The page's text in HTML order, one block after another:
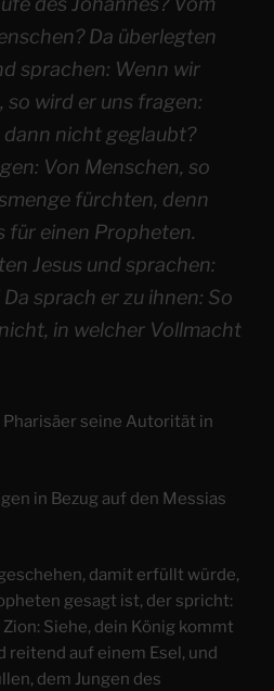
Da überlegten
sprachen: Wenn wir
so wird er uns fragen:
nicht geglaubt?
Von Menschen, so
fürchten, denn
für einen Propheten.
Jesus und sprachen:
sprach er zu ihnen: So
in welcher Vollmacht
Pharisäer seine Autorität in
in Bezug auf den Messias
damit erfüllt würde,
gesagt ist, der spricht:
Siehe, dein König kommt
reitend auf einem Esel, und
dem Jungen des